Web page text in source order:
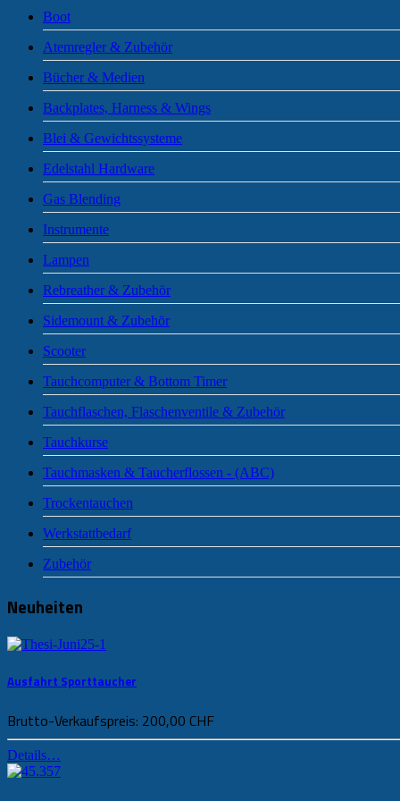
Boot
Atemregler & Zubehör
Bücher & Medien
Backplates, Harness & Wings
Blei & Gewichtssysteme
Edelstahl Hardware
Gas Blending
Instrumente
Lampen
Rebreather & Zubehör
Sidemount & Zubehör
Scooter
Tauchcomputer & Bottom Timer
Tauchflaschen, Flaschenventile & Zubehör
Tauchkurse
Tauchmasken & Taucherflossen - (ABC)
Trockentauchen
Werkstattbedarf
Zubehör
Neuheiten
Ausfahrt Sporttaucher
Brutto-Verkaufspreis: 200,00 CHF
Details…